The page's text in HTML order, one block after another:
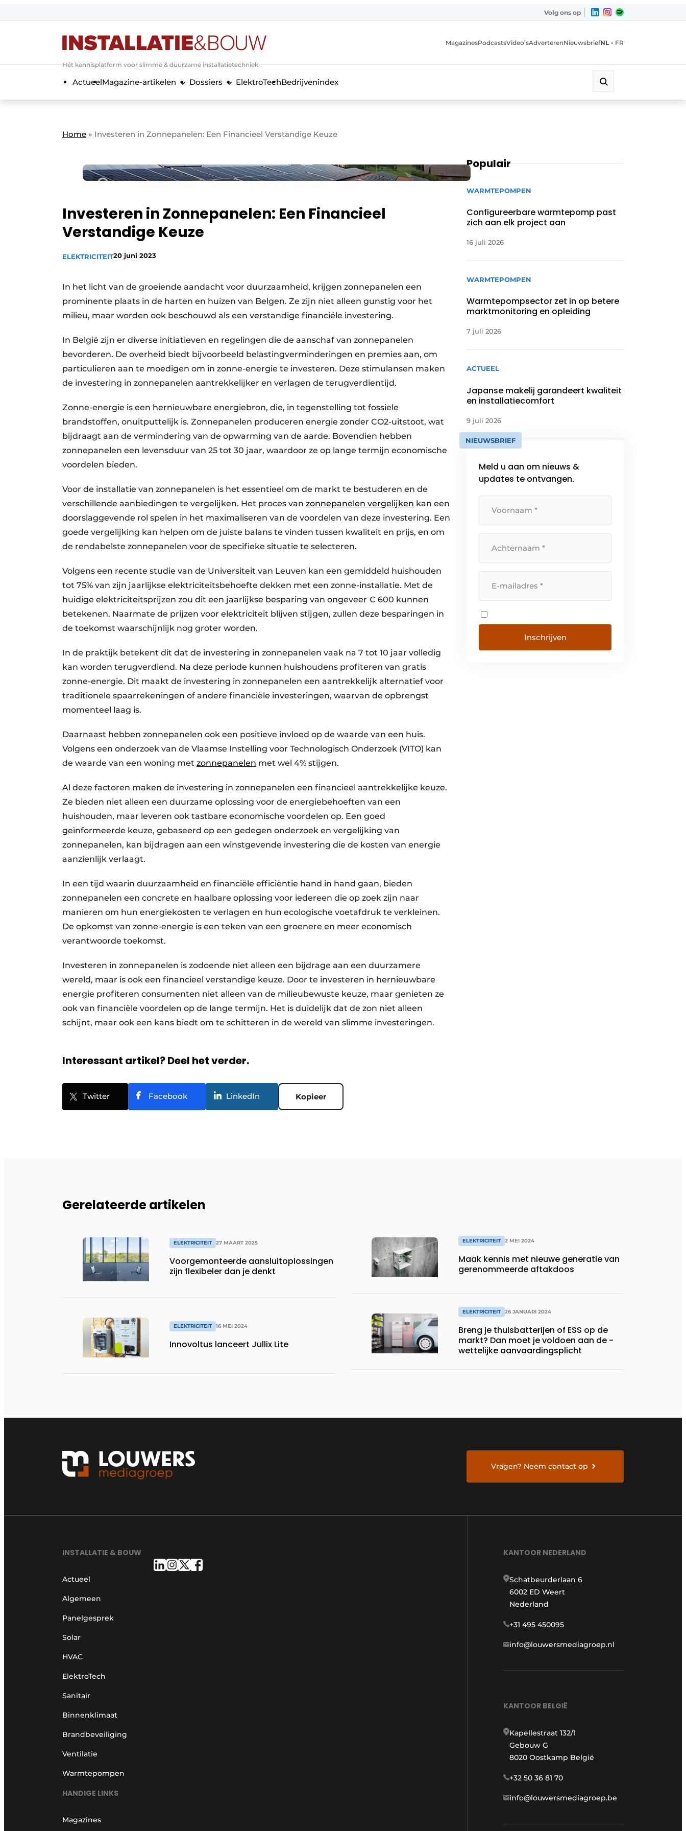
Algemene voorwaarden
Banner overzicht
BedrijvenAanmeldenBedankt voor de aanmelding
Bedrijven
Evenement aanmelden
Meest gelezen
Vacature aanmelden
Vacatures
Volg ons op
Hét kennisplatform voor slimme & duurzame installatietechniek
MagazinesPodcastsVideo’sAdverterenNieuwsbriefNL • FR
ActueelMagazine-artikelen Dossiers ElektroTechBedrijvenindex
Home » Investeren in Zonnepanelen: Een Financieel Verstandige Keuze
Investeren in Zonnepanelen: Een Financieel
Verstandige Keuze
ELEKTRICITEIT20 juni 2023
In het licht van de groeiende aandacht voor duurzaamheid, krijgen zonnepanelen een
prominente plaats in de harten en huizen van Belgen. Ze zijn niet alleen gunstig voor het
milieu, maar worden ook beschouwd als een verstandige financiële investering.
In België zijn er diverse initiatieven en regelingen die de aanschaf van zonnepanelen
bevorderen. De overheid biedt bijvoorbeeld belastingverminderingen en premies aan, om
particulieren aan te moedigen om in zonne-energie te investeren. Deze stimulansen maken
de investering in zonnepanelen aantrekkelijker en verlagen de terugverdientijd.
Zonne-energie is een hernieuwbare energiebron, die, in tegenstelling tot fossiele
brandstoffen, onuitputtelijk is. Zonnepanelen produceren energie zonder CO2-uitstoot, wat
bijdraagt aan de vermindering van de opwarming van de aarde. Bovendien hebben
zonnepanelen een levensduur van 25 tot 30 jaar, waardoor ze op lange termijn economische
voordelen bieden.
Voor de installatie van zonnepanelen is het essentieel om de markt te bestuderen en de
verschillende aanbiedingen te vergelijken. Het proces van zonnepanelen vergelijken kan een
doorslaggevende rol spelen in het maximaliseren van de voordelen van deze investering. Een
goede vergelijking kan helpen om de juiste balans te vinden tussen kwaliteit en prijs, en om
de rendabelste zonnepanelen voor de specifieke situatie te selecteren.
Volgens een recente studie van de Universiteit van Leuven kan een gemiddeld huishouden
tot 75% van zijn jaarlijkse elektriciteitsbehoefte dekken met een zonne-installatie. Met de
huidige elektriciteitsprijzen zou dit een jaarlijkse besparing van ongeveer € 600 kunnen
betekenen. Naarmate de prijzen voor elektriciteit blijven stijgen, zullen deze besparingen in
de toekomst waarschijnlijk nog groter worden.
In de praktijk betekent dit dat de investering in zonnepanelen vaak na 7 tot 10 jaar volledig
kan worden terugverdiend. Na deze periode kunnen huishoudens profiteren van gratis
zonne-energie. Dit maakt de investering in zonnepanelen een aantrekkelijk alternatief voor
traditionele spaarrekeningen of andere financiële investeringen, waarvan de opbrengst
momenteel laag is.
Daarnaast hebben zonnepanelen ook een positieve invloed op de waarde van een huis.
Volgens een onderzoek van de Vlaamse Instelling voor Technologisch Onderzoek (VITO) kan
de waarde van een woning met zonnepanelen met wel 4% stijgen.
Al deze factoren maken de investering in zonnepanelen een financieel aantrekkelijke keuze.
Ze bieden niet alleen een duurzame oplossing voor de energiebehoeften van een
huishouden, maar leveren ook tastbare economische voordelen op. Een goed
geïnformeerde keuze, gebaseerd op een gedegen onderzoek en vergelijking van
zonnepanelen, kan bijdragen aan een winstgevende investering die de kosten van energie
aanzienlijk verlaagt.
In een tijd waarin duurzaamheid en financiële efficiëntie hand in hand gaan, bieden
zonnepanelen een concrete en haalbare oplossing voor iedereen die op zoek zijn naar
manieren om hun energiekosten te verlagen en hun ecologische voetafdruk te verkleinen.
De opkomst van zonne-energie is een teken van een groenere en meer economisch
verantwoorde toekomst.
Investeren in zonnepanelen is zodoende niet alleen een bijdrage aan een duurzamere
wereld, maar is ook een financieel verstandige keuze. Door te investeren in hernieuwbare
energie profiteren consumenten niet alleen van de milieubewuste keuze, maar genieten ze
ook van financiële voordelen op de lange termijn. Het is duidelijk dat de zon niet alleen
schijnt, maar ook een kans biedt om te schitteren in de wereld van slimme investeringen.
Interessant artikel? Deel het verder.
Twitter Facebook LinkedIn Kopieer
Populair
WARMTEPOMPEN
Configureerbare warmtepomp past
zich aan elk project aan
16 juli 2026
WARMTEPOMPEN
Warmtepompsector zet in op betere
marktmonitoring en opleiding
7 juli 2026
ACTUEEL
Japanse makelij garandeert kwaliteit
en installatiecomfort
9 juli 2026
NIEUWSBRIEF
Meld u aan om nieuws &
updates te ontvangen.
Gerelateerde artikelen
ELEKTRICITEIT 27 MAART 2025
Voorgemonteerde aansluitoplossingen
zijn flexibeler dan je denkt
ELEKTRICITEIT 16 MEI 2024
Innovoltus lanceert Jullix Lite
ELEKTRICITEIT 2 MEI 2024
Maak kennis met nieuwe generatie van
gerenommeerde aftakdoos
ELEKTRICITEIT 26 JANUARI 2024
Breng je thuisbatterijen of ESS op de
markt? Dan moet je voldoen aan de ­
wettelijke aanvaardingsplicht
Vragen? Neem contact op
INSTALLATIE & BOUW
Actueel
Algemeen
Panelgesprek
Solar
HVAC
ElektroTech
Sanitair
Binnenklimaat
Brandbeveiliging
Ventilatie
Warmtepompen
HANDIGE LINKS
Magazines
KANTOOR NEDERLAND
Schatbeurderlaan 6
6002 ED Weert
Nederland
+31 495 450095
info@louwersmediagroep.nl
KANTOOR BELGIË
Kapellestraat 132/1
Gebouw G
8020 Oostkamp België
+32 50 36 81 70
info@louwersmediagroep.be